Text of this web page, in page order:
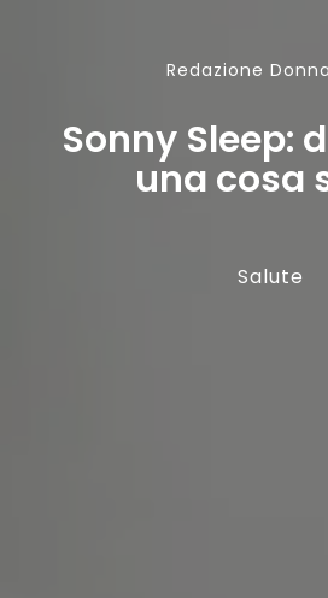
Redazione
Sonny Sleep:
una cosa
Salute